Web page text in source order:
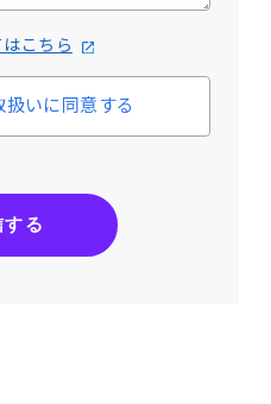
こちら
いに同意する